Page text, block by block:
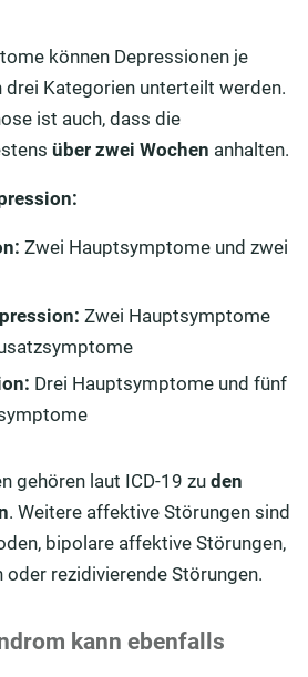
können Depressionen je
drei Kategorien unterteilt werden.
ist auch, dass die
über zwei Wochen anhalten.
Zwei Hauptsymptome und zwei
Zwei Hauptsymptome
Drei Hauptsymptome und fünf
gehören laut ICD-19 zuden
. Weitere affektive Störungen sind
bipolare affektive Störungen,
rezidivierende Störungen.
kann ebenfalls